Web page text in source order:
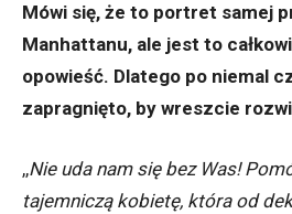
Mówi się, że to portret samej
Manhattanu, ale jest to
opowieść. Dlatego po niemal
zapragnięto, by wreszcie
,,Nie uda nam się bez Was!
tajemniczą kobietę, która od